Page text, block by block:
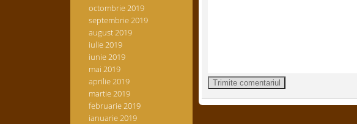
octombrie 2019
septembrie 2019
august 2019
iulie 2019
iunie 2019
mai 2019
aprilie 2019
martie 2019
februarie 2019
ianuarie 2019